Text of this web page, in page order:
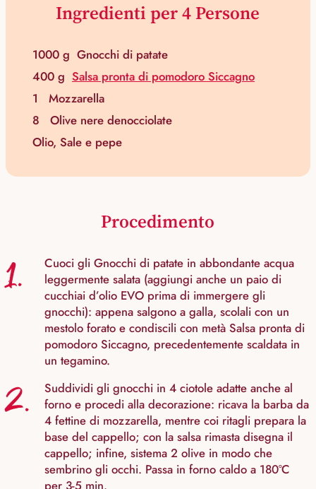
Ingredienti per 4 Persone
1000 g Gnocchi di patate
400 g Salsa pronta di pomodoro Siccagno
1
Mozzarella
8
Olive nere denocciolate
Olio, Sale e pepe
Procedimento
1.
Cuoci gli Gnocchi di patate in abbondante acqua
leggermente salata (aggiungi anche un paio di
cucchiai d’olio EVO prima di immergere gli
gnocchi): appena salgono a galla, scolali con un
mestolo forato e condiscili con metà Salsa pronta di
pomodoro Siccagno, precedentemente scaldata in
un tegamino.
2.
Suddividi gli gnocchi in 4 ciotole adatte anche al
forno e procedi alla decorazione: ricava la barba da
4 fettine di mozzarella, mentre coi ritagli prepara la
base del cappello; con la salsa rimasta disegna il
cappello; infine, sistema 2 olive in modo che
sembrino gli occhi. Passa in forno caldo a 180°C